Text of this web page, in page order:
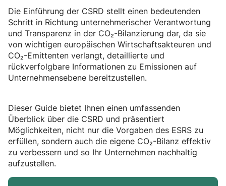
Die Einführung der CSRD stellt einen bedeutenden
Schritt in Richtung unternehmerischer Verantwortung
und Transparenz in der CO₂-Bilanzierung dar, da sie
von wichtigen europäischen Wirtschaftsakteuren und
CO₂-Emittenten verlangt, detaillierte und
rückverfolgbare Informationen zu Emissionen auf
Unternehmensebene bereitzustellen.
Dieser Guide bietet Ihnen einen umfassenden
Überblick über die CSRD und präsentiert
Möglichkeiten, nicht nur die Vorgaben des ESRS zu
erfüllen, sondern auch die eigene CO₂-Bilanz effektiv
zu verbessern und so Ihr Unternehmen nachhaltig
aufzustellen.